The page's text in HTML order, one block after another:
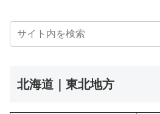
北海道｜東北地方